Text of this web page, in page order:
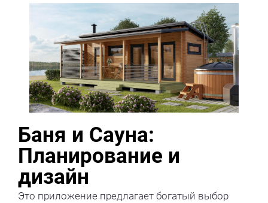
Баня и Сауна:
Планирование и
дизайн
Это приложение предлагает богатый выбор